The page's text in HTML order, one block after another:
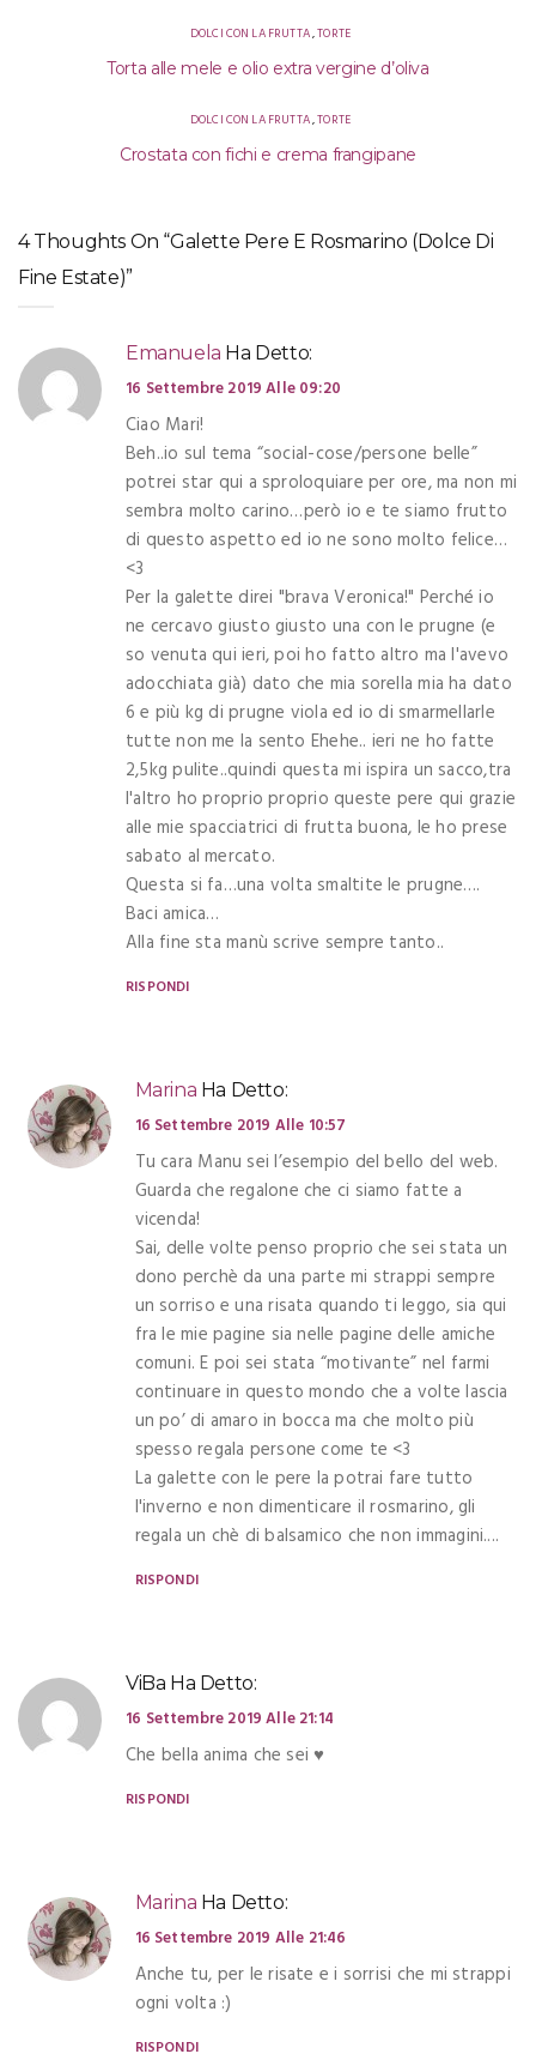
DOLCI CON LA FRUTTA,TORTE
Torta alle mele e olio extra vergine d’oliva
DOLCI CON LA FRUTTA,TORTE
Crostata con fichi e crema frangipane
4 Thoughts On “Galette Pere E Rosmarino (dolce Di
Fine Estate)”
Emanuela Ha Detto:
16 Settembre 2019 Alle 09:20
Ciao Mari!
Beh..io sul tema “social-cose/persone belle”
potrei star qui a sproloquiare per ore, ma non mi
sembra molto carino…però io e te siamo frutto
di questo aspetto ed io ne sono molto felice…
<3
Per la galette direi "brava Veronica!" Perché io
ne cercavo giusto giusto una con le prugne (e
so venuta qui ieri, poi ho fatto altro ma l'avevo
adocchiata già) dato che mia sorella mia ha dato
6 e più kg di prugne viola ed io di smarmellarle
tutte non me la sento Ehehe.. ieri ne ho fatte
2,5kg pulite..quindi questa mi ispira un sacco,tra
l'altro ho proprio proprio queste pere qui grazie
alle mie spacciatrici di frutta buona, le ho prese
sabato al mercato.
Questa si fa…una volta smaltite le prugne….
Baci amica…
Alla fine sta manù scrive sempre tanto..
RISPONDI
Marina Ha Detto:
16 Settembre 2019 Alle 10:57
Tu cara Manu sei l’esempio del bello del web.
Guarda che regalone che ci siamo fatte a
vicenda!
Sai, delle volte penso proprio che sei stata un
dono perchè da una parte mi strappi sempre
un sorriso e una risata quando ti leggo, sia qui
fra le mie pagine sia nelle pagine delle amiche
comuni. E poi sei stata “motivante” nel farmi
continuare in questo mondo che a volte lascia
un po’ di amaro in bocca ma che molto più
spesso regala persone come te <3
La galette con le pere la potrai fare tutto
l'inverno e non dimenticare il rosmarino, gli
regala un chè di balsamico che non immagini....
RISPONDI
ViBa Ha Detto:
16 Settembre 2019 Alle 21:14
Che bella anima che sei ♥️
RISPONDI
Marina Ha Detto:
16 Settembre 2019 Alle 21:46
Anche tu, per le risate e i sorrisi che mi strappi
ogni volta :)
RISPONDI